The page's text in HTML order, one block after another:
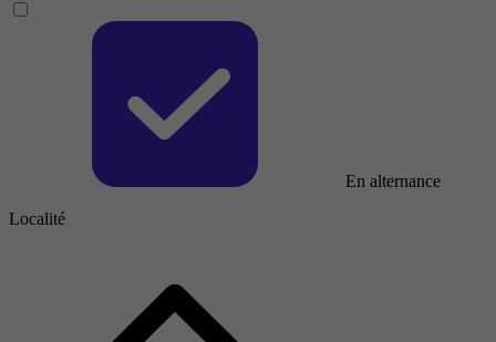
En alternance
Localité